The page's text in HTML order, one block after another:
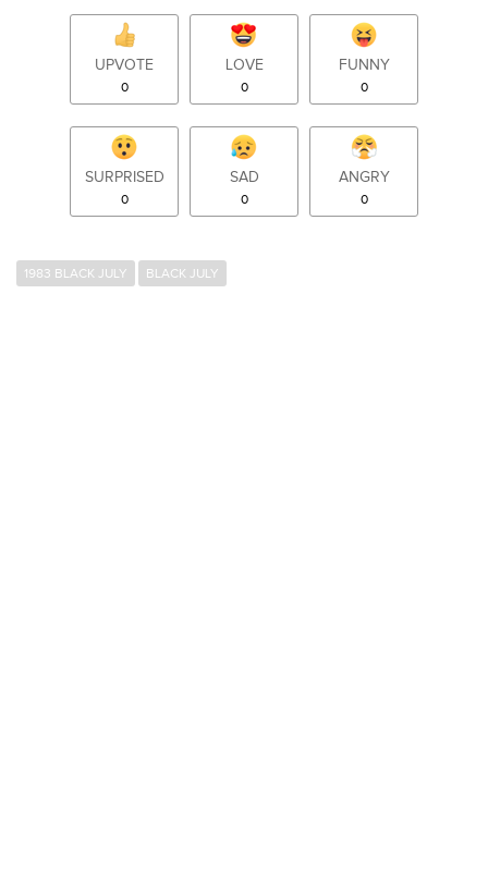
UPVOTE
0
LOVE
0
FUNNY
0
SURPRISED
0
SAD
0
ANGRY
0
1983 BLACK JULY BLACK JULY